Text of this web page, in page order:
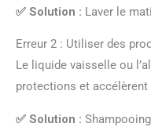
✅ Solution : Laver le
Erreur 2 : Utiliser des
Le liquide vaisselle ou l’alcool ménager décapent les
protections et
✅ Solution :